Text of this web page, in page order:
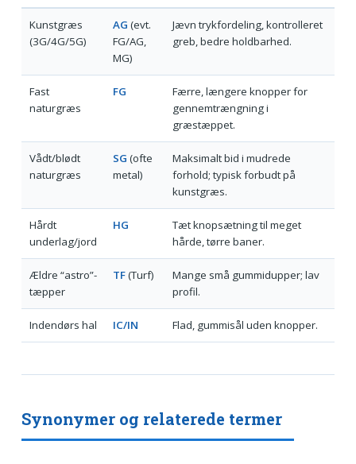
Kunstgræs
(3G/4G/5G)
AG (evt.
FG/AG,
MG)
Jævn trykfordeling, kontrolleret
greb, bedre holdbarhed.
Fast
naturgræs
FG
Færre, længere knopper for
gennemtrængning i
græstæppet.
Vådt/blødt
naturgræs
SG (ofte
metal)
Maksimalt bid i mudrede
forhold; typisk forbudt på
kunstgræs.
Hårdt
underlag/jord
HG
Tæt knopsætning til meget
hårde, tørre baner.
Ældre “astro”-
tæpper
TF(Turf)
Mange små gummidupper; lav
profil.
Indendørs hal IC/IN Flad, gummisål uden knopper.
Synonymer og relaterede termer